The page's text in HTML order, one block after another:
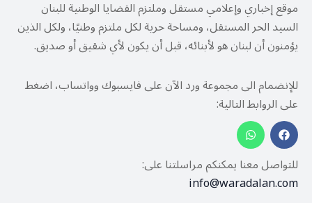
موقع إخباري وإعلامي مستقل وملتزم القضايا الوطنية للبنان
السيد الحر المستقل، ومساحة حرية لكل ملتزم وطنيًا، ولكل الذين
يؤمنون أن لبنان هو لأبنائه، قبل أن يكون لأي شقيق أو صديق.
للإنضمام الى مجموعة ورد الآن على فايسبوك وواتساب، اضغط
على الروابط التالية:
للتواصل معنا يمكنكم مراسلتنا على:
info@waradalan.com